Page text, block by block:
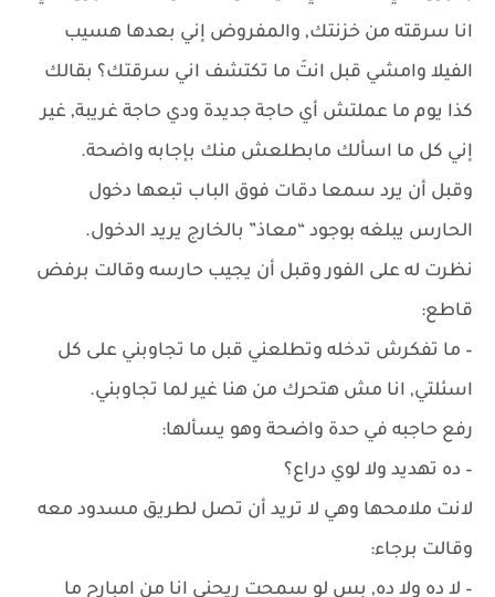
انا سرقته من خزنتك, والمفروض إني بعدها هسيب
الفيلا وامشي قبل انتَ ما تكتشف اني سرقتك؟ بقالك
كذا يوم ما عملتش أي حاجة جديدة ودي حاجة غريبة, غير
إني كل ما اسألك مابطلعش منك بإجابه واضحة.
وقبل أن يرد سمعا دقات فوق الباب تبعها دخول
الحارس يبلغه بوجود “معاذ” بالخارج يريد الدخول.
نظرت له على الفور وقبل أن يجيب حارسه وقالت برفض
قاطع:
– ما تفكرش تدخله وتطلعني قبل ما تجاوبني على كل
اسئلتي, انا مش هتحرك من هنا غير لما تجاوبني.
رفع حاجبه في حدة واضحة وهو يسألها:
– ده تهديد ولا لوي دراع؟
لانت ملامحها وهي لا تريد أن تصل لطريق مسدود معه
وقالت برجاء:
– لا ده ولا ده, بس لو سمحت ريحني انا من امبارح ما